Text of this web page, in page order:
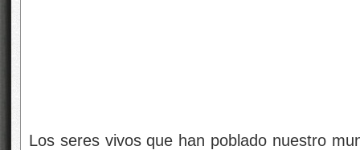
Los seres vivos que han poblado nuestro